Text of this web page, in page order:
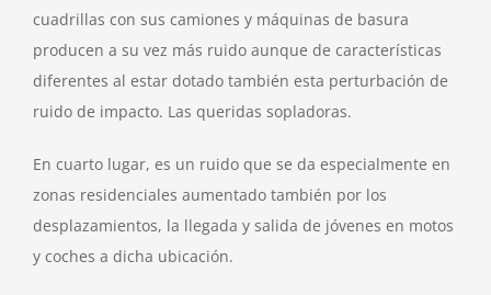
cuadrillas con sus camiones y máquinas de basura
producen a su vez más ruido aunque de características
diferentes al estar dotado también esta perturbación de
ruido de impacto. Las queridas sopladoras.
En cuarto lugar, es un ruido que se da especialmente en
zonas residenciales aumentado también por los
desplazamientos, la llegada y salida de jóvenes en motos
y coches a dicha ubicación.